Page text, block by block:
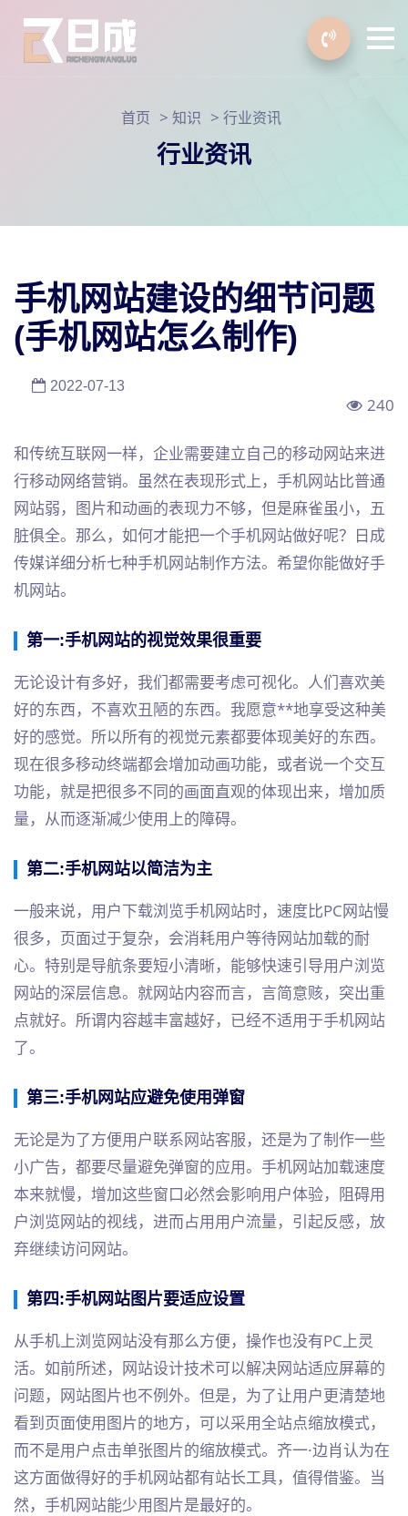
首页 > 知识 > 行业资讯
行业资讯
手机网站建设的细节问题
(手机网站怎么制作)
2022-07-13
240
和传统互联网一样，企业需要建立自己的移动网站来进
行移动网络营销。虽然在表现形式上，手机网站比普通
网站弱，图片和动画的表现力不够，但是麻雀虽小，五
脏俱全。那么，如何才能把一个手机网站做好呢？日成
传媒详细分析七种手机网站制作方法。希望你能做好手
机网站。
第一:手机网站的视觉效果很重要
无论设计有多好，我们都需要考虑可视化。人们喜欢美
好的东西，不喜欢丑陋的东西。我愿意**地享受这种美
好的感觉。所以所有的视觉元素都要体现美好的东西。
现在很多移动终端都会增加动画功能，或者说一个交互
功能，就是把很多不同的画面直观的体现出来，增加质
量，从而逐渐减少使用上的障碍。
第二:手机网站以简洁为主
一般来说，用户下载浏览手机网站时，速度比PC网站慢
很多，页面过于复杂，会消耗用户等待网站加载的耐
心。特别是导航条要短小清晰，能够快速引导用户浏览
网站的深层信息。就网站内容而言，言简意赅，突出重
点就好。所谓内容越丰富越好，已经不适用于手机网站
了。
第三:手机网站应避免使用弹窗
无论是为了方便用户联系网站客服，还是为了制作一些
小广告，都要尽量避免弹窗的应用。手机网站加载速度
本来就慢，增加这些窗口必然会影响用户体验，阻碍用
户浏览网站的视线，进而占用用户流量，引起反感，放
弃继续访问网站。
第四:手机网站图片要适应设置
从手机上浏览网站没有那么方便，操作也没有PC上灵
活。如前所述，网站设计技术可以解决网站适应屏幕的
问题，网站图片也不例外。但是，为了让用户更清楚地
看到页面使用图片的地方，可以采用全站点缩放模式，
而不是用户点击单张图片的缩放模式。齐一·边肖认为在
这方面做得好的手机网站都有站长工具，值得借鉴。当
然，手机网站能少用图片是最好的。